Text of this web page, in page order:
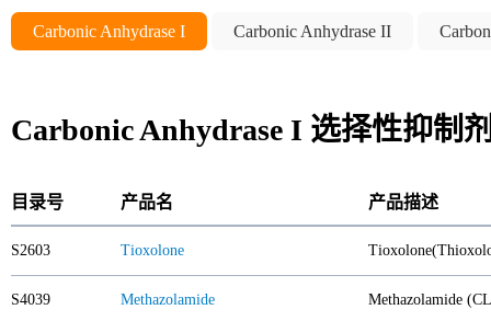
Carbonic Anhydrase I Carbonic Anhydrase II
Carbonic Anhydrase I 选择性抑制
目录号 产品名 产品描述
S2603 Tioxolone
S4039 Methazolamide
Methazolamide